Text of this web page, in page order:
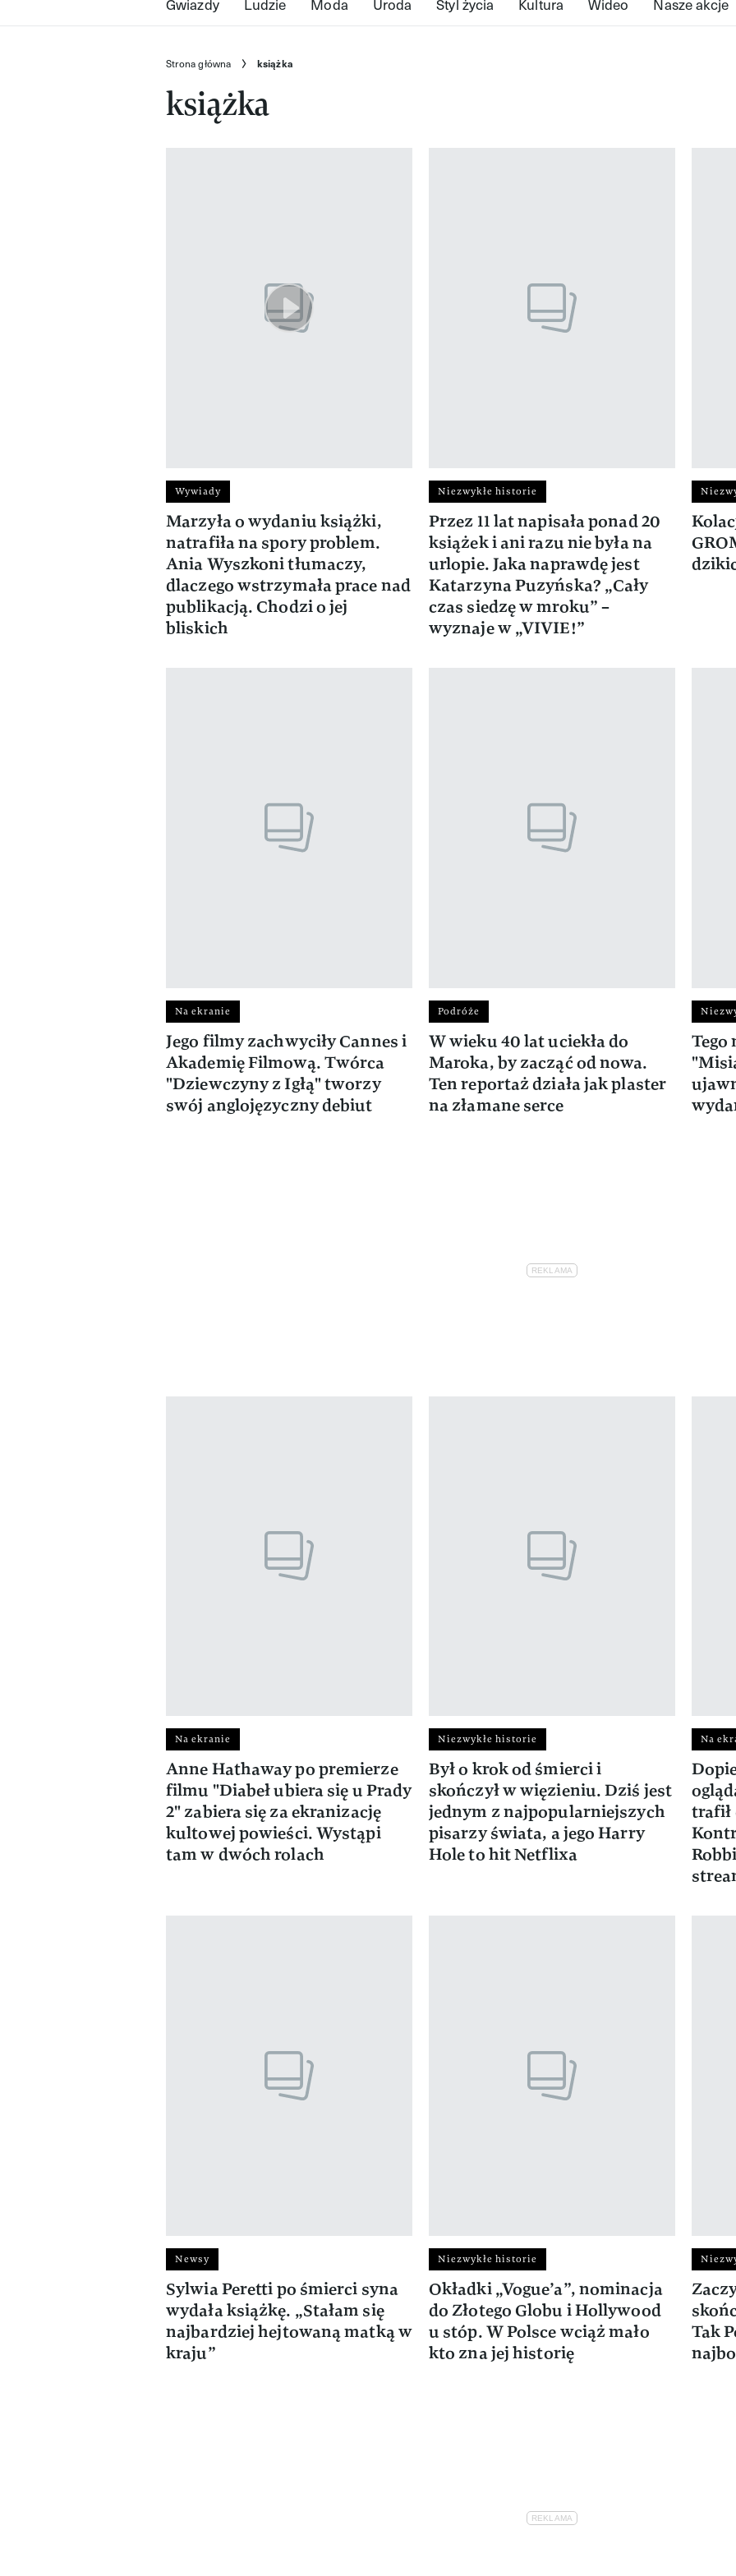
Strona główna książka
książka
Wywiady
Marzyła o wydaniu książki,
natrafiła na spory problem.
Ania Wyszkoni tłumaczy,
dlaczego wstrzymała prace nad
publikacją. Chodzi o jej
bliskich
Niezwykłe historie
Przez 11 lat napisała ponad 20
książek i ani razu nie była na
urlopie. Jaka naprawdę jest
Katarzyna Puzyńska? „Cały
czas siedzę w mroku” –
wyznaje w „VIVIE!”
Na ekranie
Jego filmy zachwyciły Cannes i
Akademię Filmową. Twórca
"Dziewczyny z Igłą" tworzy
swój anglojęzyczny debiut
Podróże
W wieku 40 lat uciekła do
Maroka, by zacząć od nowa.
Ten reportaż działa jak plaster
na złamane serce
Tego
Na ekranie
Anne Hathaway po premierze
filmu "Diabeł ubiera się u Prady
2" zabiera się za ekranizację
kultowej powieści. Wystąpi
tam w dwóch rolach
Niezwykłe historie
Był o krok od śmierci i
skończył w więzieniu. Dziś jest
jednym z najpopularniejszych
pisarzy świata, a jego Harry
Hole to hit Netflixa
Na
trafił
Newsy
Sylwia Peretti po śmierci syna
wydała książkę. „Stałam się
najbardziej hejtowaną matką w
kraju”
Niezwykłe historie
Okładki „Vogue’a”, nominacja
do Złotego Globu i Hollywood
u stóp. W Polsce wciąż mało
kto zna jej historię
Tak